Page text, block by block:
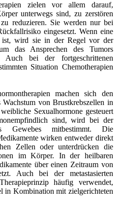
zielen vor allem darauf,
unterwegs sind, zu zerstören
reduzieren. Sie werden nur bei
eingesetzt. Wenn eine
ist, wird sie in der Regel vor der
das Ansprechen des Tumors
Auch bei der fortgeschrittenen
Situation Chemotherapien
machen sich den
Wachstum von Brustkrebszellen in
Sexualhormone gesteuert
sind, wird bei der
Gewebes mitbestimmt. Die
wirken entweder direkt
Zellen oder unterdrücken die
im Körper. In der heilbaren
über einen Zeitraum von
Auch bei der metastasierten
häufig verwendet,
in Kombination mit zielgerichteten